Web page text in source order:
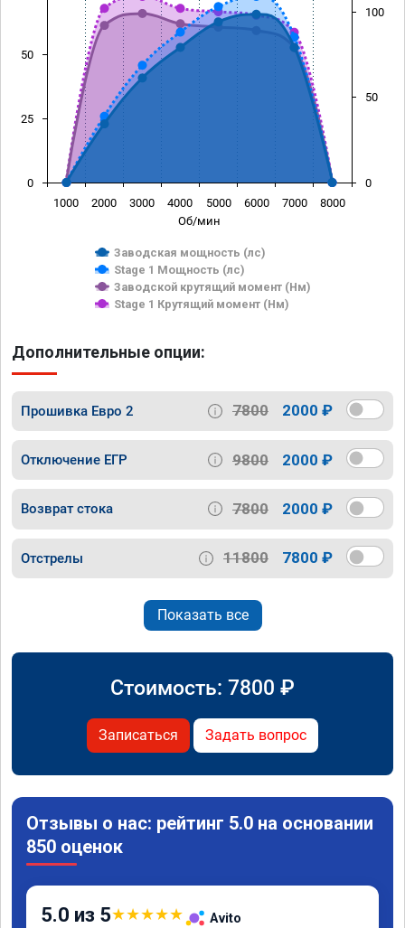
Об/мин
Заводская мощность (лс)
Stage 1 Мощность (лс)
Заводской крутящий момент (Нм)
Stage 1 Крутящий момент (Нм)
1000 2000 3000 4000 5000 6000 7000 8000
0
25
50
0
50
100
Дополнительные опции:
Прошивка Евро 2 7800 2000 ₽
Отключение ЕГР 9800 2000 ₽
Возврат стока 7800 2000 ₽
Отстрелы 11800 7800 ₽
Показать все
Стоимость: 7800 ₽
Записаться Задать вопрос
Отзывы о нас: рейтинг 5.0 на основании
850 оценок
5.0 из 5★★★★★ Avito